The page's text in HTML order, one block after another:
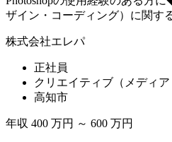
ザイン・コーディング）に関す
株式会社エレパ
正社員
クリエイティブ（メディア
高知市
年収 400 万円 ～ 600 万円